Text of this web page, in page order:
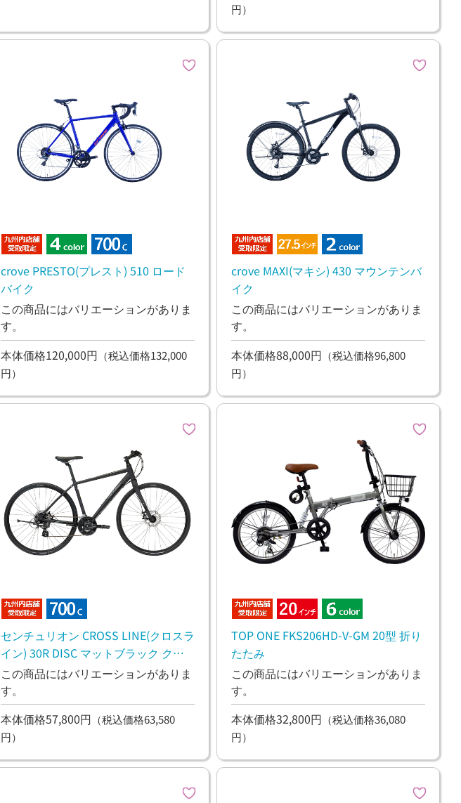
円）
crove PRESTO(プレスト) 510 ロード
バイク
この商品にはバリエーションがありま
す。
本体価格120,000円 （税込価格132,000
円）
crove MAXI(マキシ) 430 マウンテンバ
イク
この商品にはバリエーションがありま
す。
本体価格88,000円 （税込価格96,800
円）
センチュリオン CROSS LINE(クロスラ
イン) 30R DISC マットブラック クロ
スバイク
この商品にはバリエーションがありま
す。
本体価格57,800円 （税込価格63,580
円）
TOP ONE FKS206HD-V-GM 20型 折り
たたみ
この商品にはバリエーションがありま
す。
本体価格32,800円 （税込価格36,080
円）